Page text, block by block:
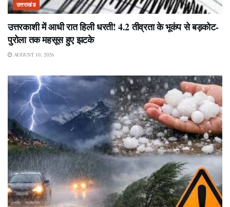
उत्तराखंड
उत्तरकाशी में आधी रात हिली धरती! 4.2 तीव्रता के भूकंप से बड़कोट-
पुरोला तक महसूस हुए झटके
AUGUST 10, 2026